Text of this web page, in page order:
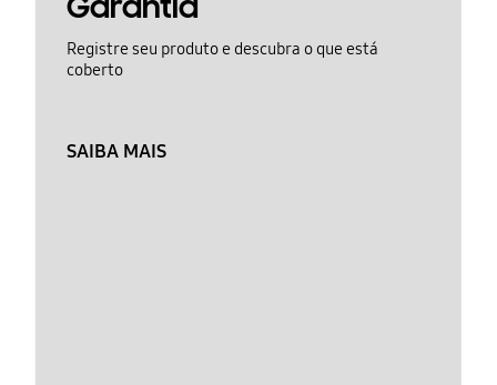
Registre seu produto e descubra o que está
coberto
SAIBA MAIS